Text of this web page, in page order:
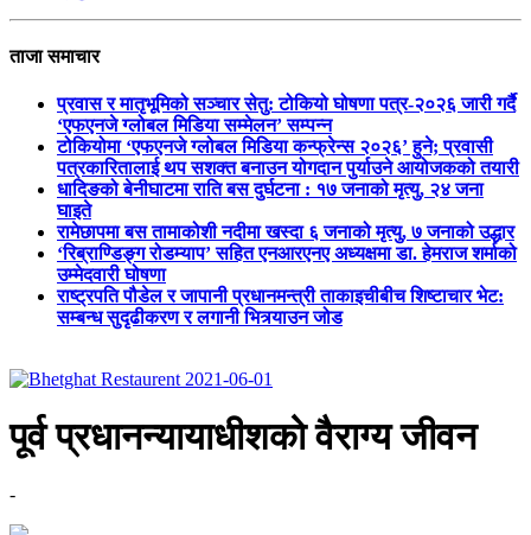
ताजा समाचार
प्रवास र मातृभूमिको सञ्चार सेतु: टोकियो घोषणा पत्र-२०२६ जारी गर्दै
‘एफएनजे ग्लोबल मिडिया सम्मेलन’ सम्पन्न
टोकियोमा ‘एफएनजे ग्लोबल मिडिया कन्फ्रेन्स २०२६’ हुने; प्रवासी
पत्रकारितालाई थप सशक्त बनाउन योगदान पुर्याउने आयोजकको तयारी
धादिङको बेनीघाटमा राति बस दुर्घटना : १७ जनाको मृत्यु, २४ जना
घाइते
रामेछापमा बस तामाकोशी नदीमा खस्दा ६ जनाको मृत्यु, ७ जनाको उद्धार
‘रिब्राण्डिङ्ग रोडम्याप’ सहित एनआरएनए अध्यक्षमा डा. हेमराज शर्माको
उम्मेदवारी घोषणा
राष्ट्रपति पौडेल र जापानी प्रधानमन्त्री ताकाइचीबीच शिष्टाचार भेट:
सम्बन्ध सुदृढीकरण र लगानी भित्र्याउन जोड
पूर्व प्रधानन्यायाधीशको वैराग्य जीवन
-